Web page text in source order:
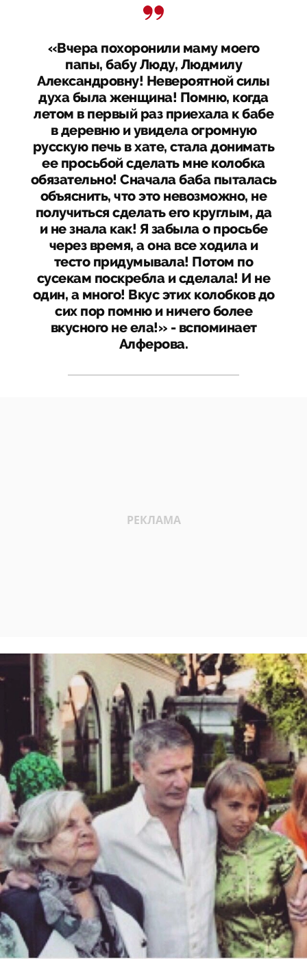
«Вчера похоронили маму моего
папы, бабу Люду, Людмилу
Александровну! Невероятной силы
духа была женщина! Помню, когда
летом в первый раз приехала к бабе
в деревню и увидела огромную
русскую печь в хате, стала донимать
ее просьбой сделать мне колобка
обязательно! Сначала баба пыталась
объяснить, что это невозможно, не
получиться сделать его круглым, да
и не знала как! Я забыла о просьбе
через время, а она все ходила и
тесто придумывала! Потом по
сусекам поскребла и сделала! И не
один, а много! Вкус этих колобков до
сих пор помню и ничего более
вкусного не ела!» - вспоминает
Алферова.